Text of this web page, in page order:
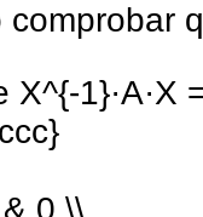
comprobar
1}·A·X
0 \\